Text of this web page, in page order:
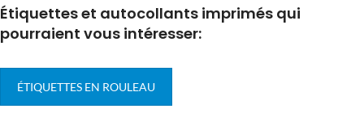
Étiquettes et autocollants imprimés qui
pourraient vous intéresser:
ÉTIQUETTES EN ROULEAU